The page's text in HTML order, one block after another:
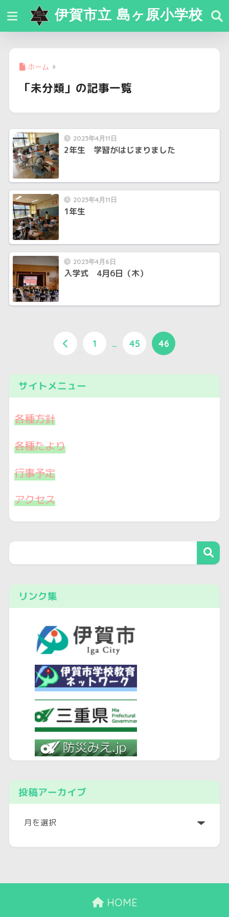
伊賀市立 島ヶ原小学校
ホーム
「未分類」の記事一覧
2023年4月11日
2年生 学習がはじまりました
2023年4月11日
1年生
2023年4月6日
入学式 4月6日（木）
1 … 45 46
サイトメニュー
各種方針
各種たより
行事予定
アクセス
リンク集
投稿アーカイブ
ア
カ
HOME